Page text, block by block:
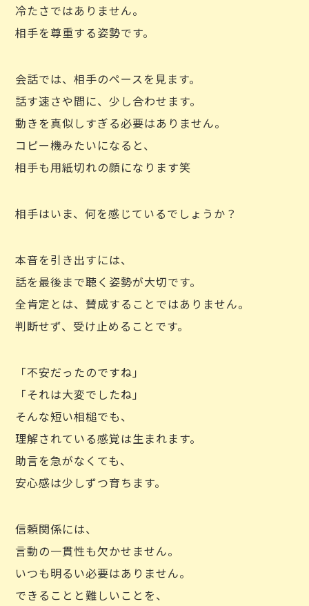
冷たさではありません。
相手を尊重する姿勢です。
会話では、相手のペースを見ます。
話す速さや間に、少し合わせます。
動きを真似しすぎる必要はありません。
コピー機みたいになると、
相手も用紙切れの顔になります笑
相手はいま、何を感じているでしょうか？
本音を引き出すには、
話を最後まで聴く姿勢が大切です。
全肯定とは、賛成することではありません。
判断せず、受け止めることです。
「不安だったのですね」
「それは大変でしたね」
そんな短い相槌でも、
理解されている感覚は生まれます。
助言を急がなくても、
安心感は少しずつ育ちます。
信頼関係には、
言動の一貫性も欠かせません。
いつも明るい必要はありません。
できることと難しいことを、